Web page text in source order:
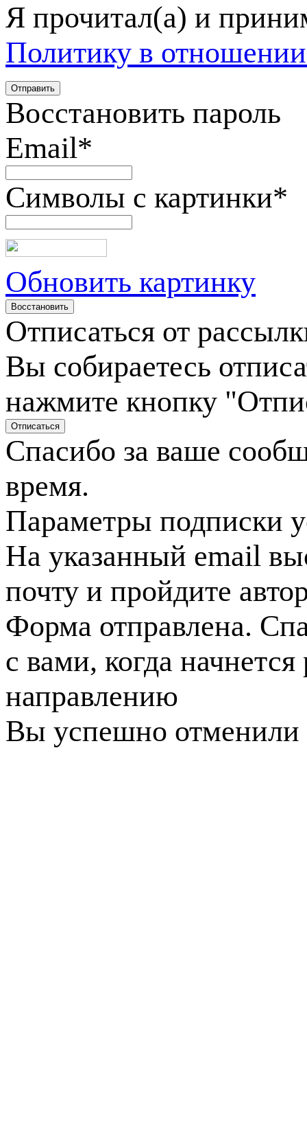
Я прочитал(а) и
Политику в
Восстановить пароль
Email*
Символы с картинки*
Обновить картинку
Отписаться от
Вы собираетесь
нажмите кнопку
Спасибо за ваше
время.
Параметры подписки
На указанный email
почту и пройдите
Форма отправлена.
с вами, когда
направлению
Вы успешно отменили